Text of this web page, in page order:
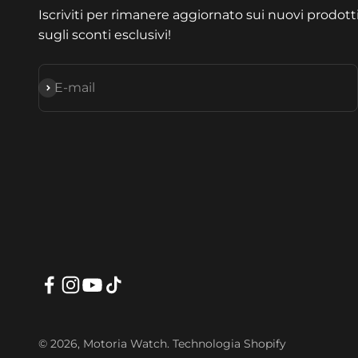
Iscriviti per rimanere aggiornato sui nuovi
sugli sconti esclusivi!
E-mail
Subskrybuj
© 2026, Motoria Watch. Technologia Shopify